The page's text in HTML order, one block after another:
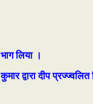
लिया ।
द्वारा दीप प्रज्ज्वलित